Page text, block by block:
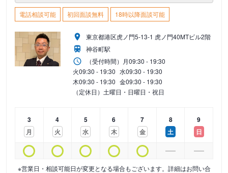
電話相談可能 初回面談無料 18時以降面談可能
東京都港区虎ノ門5-13-1 虎ノ門40MTビル2階
神谷町駅
（受付時間） 月09:30 - 19:30
火09:30 - 19:30 水09:30 - 19:30
木09:30 - 19:30 金09:30 - 19:30
（定休日）土曜日・日曜日・祝日
3
月
4
火
5
水
6
木
7
金
8
土
9
日
※営業日・相談可能日が変更となる場合もございます。詳細はお問い合